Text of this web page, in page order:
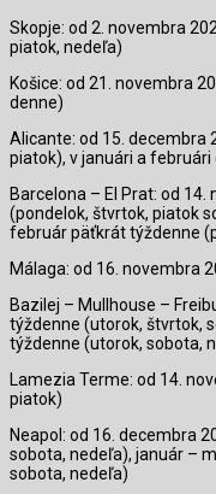
Skopje: od 2. novembra
piatok, nedeľa)
Košice: od 21. novembra
denne)
Alicante: od 15. decembra
piatok), v januári a
Barcelona – El Prat: od
(pondelok, štvrtok, piatok
február päťkrát týždenne
Málaga: od 16. novembra
Bazilej – Mullhouse –
týždenne (utorok, štvrtok,
týždenne (utorok, sobota,
Lamezia Terme: od 14.
piatok)
Neapol: od 16. decembra
sobota, nedeľa), január –
sobota, nedeľa)